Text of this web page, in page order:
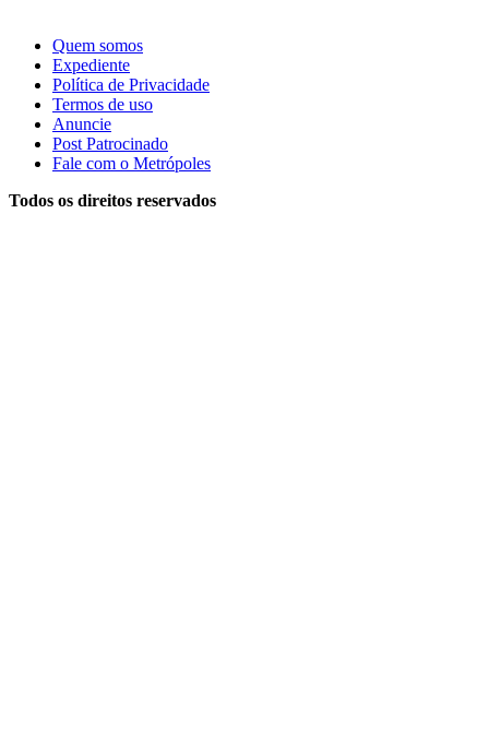
Quem somos
Expediente
Política de Privacidade
Termos de uso
Anuncie
Post Patrocinado
Fale com o Metrópoles
Todos os direitos reservados